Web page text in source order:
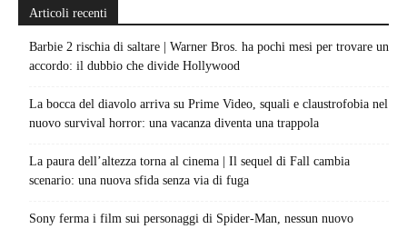
Articoli recenti
Barbie 2 rischia di saltare | Warner Bros. ha pochi mesi per trovare un
accordo: il dubbio che divide Hollywood
La bocca del diavolo arriva su Prime Video, squali e claustrofobia nel
nuovo survival horror: una vacanza diventa una trappola
La paura dell’altezza torna al cinema | Il sequel di Fall cambia
scenario: una nuova sfida senza via di fuga
Sony ferma i film sui personaggi di Spider-Man, nessun nuovo